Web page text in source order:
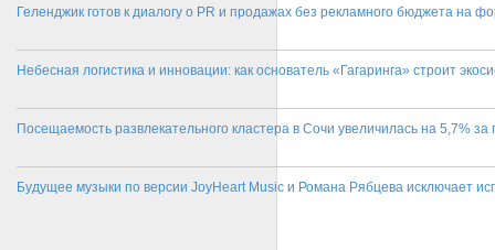
Геленджик готов к диалогу о PR и продажах без рекламного бюджета на
Небесная логистика и инновации: как основатель «Гагаринга» строит
Посещаемость развлекательного кластера в Сочи увеличилась на 5,7% за
Будущее музыки по версии JoyHeart Music и Романа Рябцева исключает